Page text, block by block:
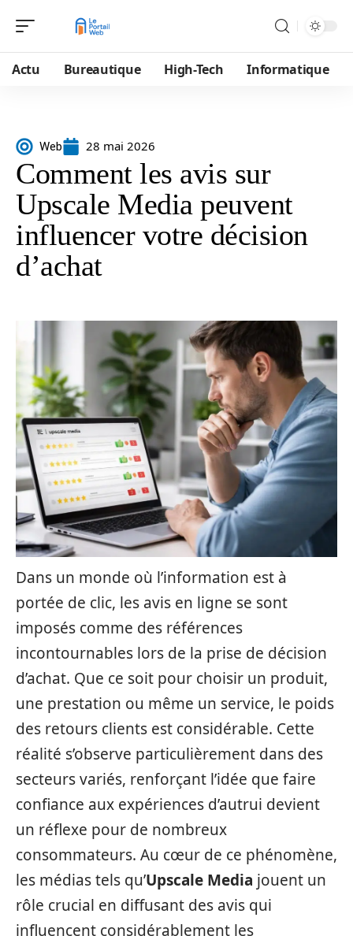
Actu Bureautique High-Tech Informatique
Web 28 mai 2026
Comment les avis sur
Upscale Media peuvent
influencer votre décision
d’achat
Dans un monde où l’information est à
portée de clic, les avis en ligne se sont
imposés comme des références
incontournables lors de la prise de décision
d’achat. Que ce soit pour choisir un produit,
une prestation ou même un service, le poids
des retours clients est considérable. Cette
réalité s’observe particulièrement dans des
secteurs variés, renforçant l’idée que faire
confiance aux expériences d’autrui devient
un réflexe pour de nombreux
consommateurs. Au cœur de ce phénomène,
les médias tels qu’Upscale Media jouent un
rôle crucial en diffusant des avis qui
influencent considérablement les